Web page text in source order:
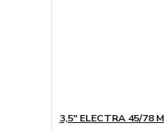
3,5" ELECTRA 45/78